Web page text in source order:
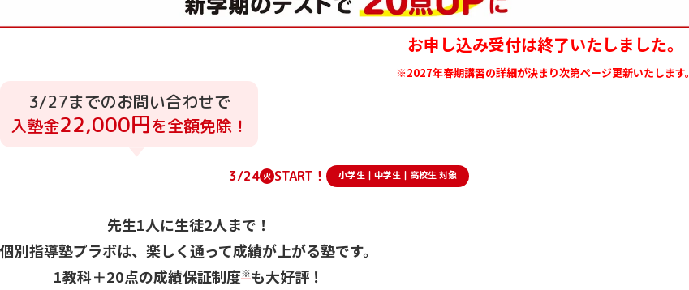
お申し込み受付は終了いたしました。
※2027年春期講習の詳細が決まり次第ページ更新いたします。
3/27までのお問い合わせで
入塾金22,000円を全額免除！
3/24 火 START！ 小学生｜中学生｜高校生 対象
先生1人に生徒2人まで！
個別指導塾プラボは、 楽しく通って成績が上がる塾です。
1教科＋20点の成績保証制度※も大好評！